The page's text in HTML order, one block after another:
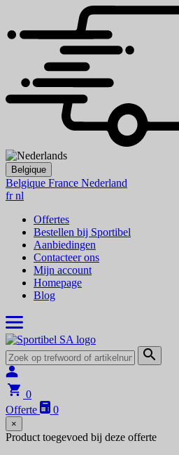
Belgique
Belgique France Nederland
fr nl
Offertes
Bestellen bij Sportibel
Aanbiedingen
Contacteer ons
Mijn account
Homepage
Blog
0
Offerte
0
×
Product toegevoed bij deze offerte